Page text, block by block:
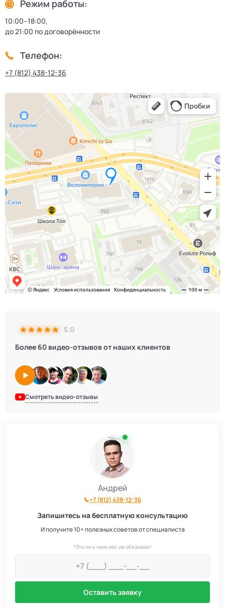
5.0
Более 60 видео-отзывов от наших клиентов
Смотреть видео-отзывы
Андрей
+7 (812) 438-12-36
Запишитесь на бесплатную консультацию
И получите 10+ полезных советов от специалиста
*Это ни к чему вас не обязывает
Оставить заявку
Режим работы:
10:00–18:00,
до 21:00 по договорённости
Телефон:
+7 (812) 438-12-36